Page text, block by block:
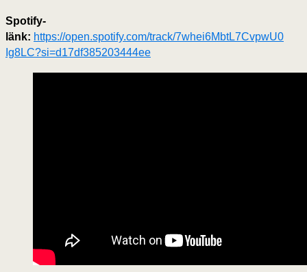
Spotify-
länk: https://open.spotify.com/track/7whei6MbtL7CvpwU0
Ig8LC?si=d17df385203444ee